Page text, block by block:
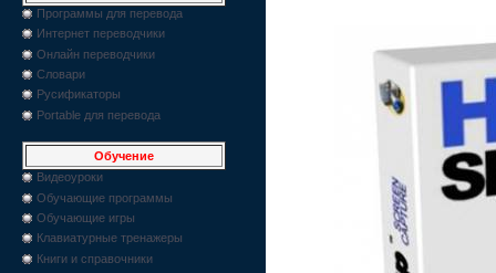
Программы для перевода
Интернет переводчики
Онлайн переводчики
Словари
Русификаторы
Portable для перевода
Обучение
Видеоуроки
Обучающие программы
Обучающие игры
Клавиатурные тренажеры
Книги и справочники